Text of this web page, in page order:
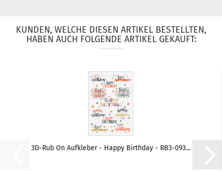
KUNDEN, WELCHE DIESEN ARTIKEL BESTELLTEN,
HABEN AUCH FOLGENDE ARTIKEL GEKAUFT:
3D-Rub On Aufkleber - Happy Birthday - RB3-093...